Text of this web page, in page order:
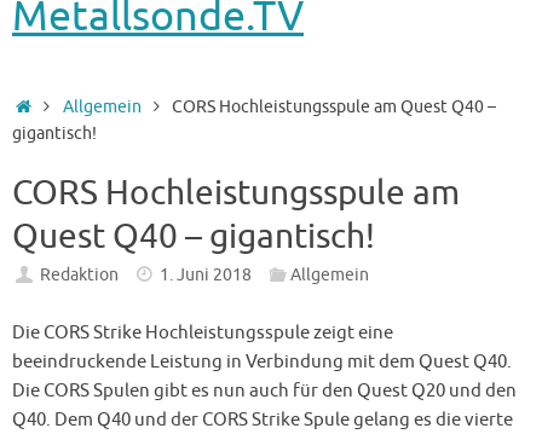
Metallsonde.TV
Startseite
Allgemein
CORS Hochleistungsspule am Quest Q40 –
gigantisch!
CORS Hochleistungsspule am
Quest Q40 – gigantisch!
Redaktion 1. Juni 2018 Allgemein
Die CORS Strike Hochleistungsspule zeigt eine
beeindruckende Leistung in Verbindung mit dem Quest Q40.
Die CORS Spulen gibt es nun auch für den Quest Q20 und den
Q40. Dem Q40 und der CORS Strike Spule gelang es die vierte